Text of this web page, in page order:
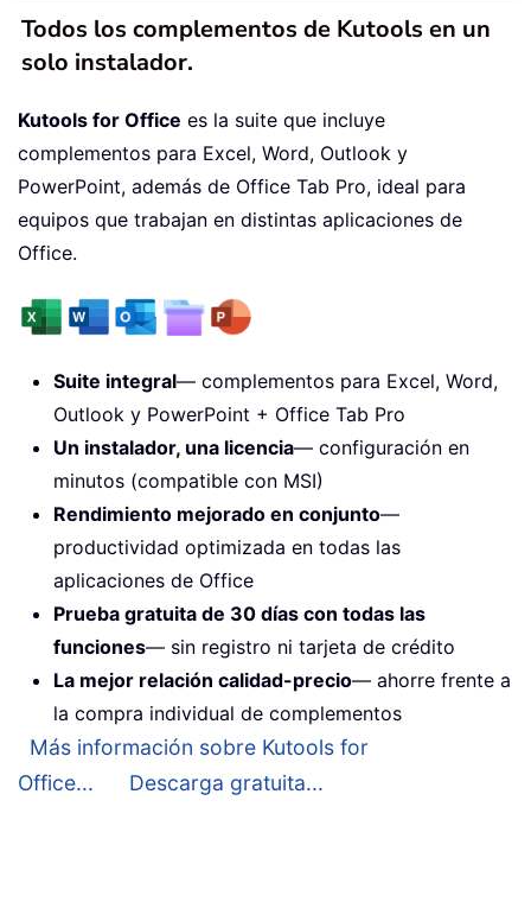
Todos los complementos de Kutools en un
solo instalador.
Kutools for Office es la suite que incluye
complementos para Excel, Word, Outlook y
PowerPoint, además de Office Tab Pro, ideal para
equipos que trabajan en distintas aplicaciones de
Office.
Suite integral— complementos para Excel, Word,
Outlook y PowerPoint + Office Tab Pro
Un instalador, una licencia— configuración en
minutos (compatible con MSI)
Rendimiento mejorado en conjunto—
productividad optimizada en todas las
aplicaciones de Office
Prueba gratuita de 30 días con todas las
funciones— sin registro ni tarjeta de crédito
La mejor relación calidad-precio— ahorre frente a
la compra individual de complementos
Más información sobre Kutools for
Office...
Descarga gratuita...